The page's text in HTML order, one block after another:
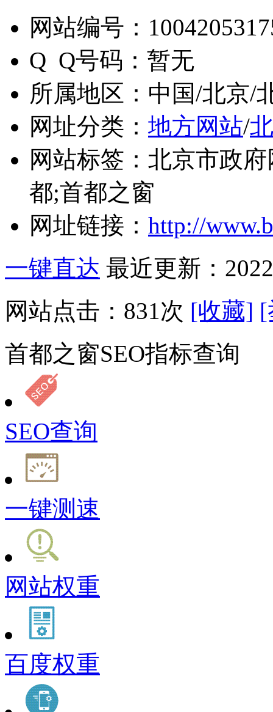
网站编号：
Q Q号码： 暂无
所属地区： 中国/北京/
网址分类： 地方网站/
网站标签： 北京市政
都;首都之窗
网址链接： http://
一键直达 最近更新：
网站点击： 831次 [收藏] [
首都之窗SEO指标查询
SEO查询
一键测速
网站权重
百度权重